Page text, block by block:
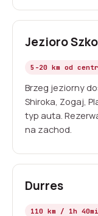
Jezioro
5-20 km od
Brzeg jeziorny
Shiroka, Zogaj,
typ auta.
na zachod.
Durres
110 km / 1h